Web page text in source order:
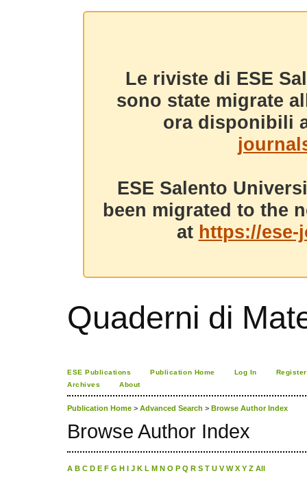
Le riviste di ESE
sono state migrate
ora disponibili
ESE Salento
been migrated to the
at https://
Quaderni di
ESE Publications Publication Home Log In
Register
Archives
About
Publication Home > Advanced Search > Browse Author Index
Browse Author Index
A B C D E F G H I J K L M N O P Q R S T U V W X Y Z All